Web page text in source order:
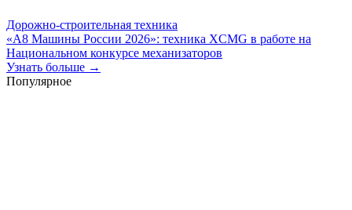
Дорожно-строительная техника
«А8 Машины России 2026»: техника XCMG в работе на
Национальном конкурсе механизаторов
Узнать больше →
Популярное